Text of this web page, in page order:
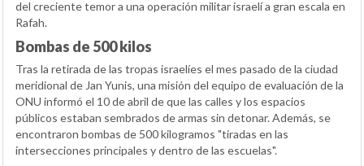
del creciente temor a una operación militar israelí a gran escala en
Rafah.
Bombas de 500 kilos
Tras la retirada de las tropas israelíes el mes pasado de la ciudad
meridional de Jan Yunis, una misión del equipo de evaluación de la
ONU informó el 10 de abril de que las calles y los espacios
públicos estaban sembrados de armas sin detonar. Además, se
encontraron bombas de 500 kilogramos "tiradas en las
intersecciones principales y dentro de las escuelas".